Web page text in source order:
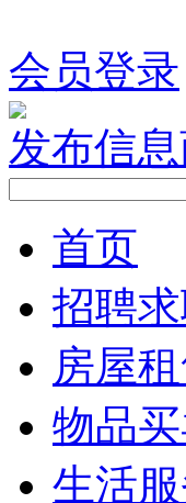
会员登录
发布信息
首页
招聘
房屋
物品
生活